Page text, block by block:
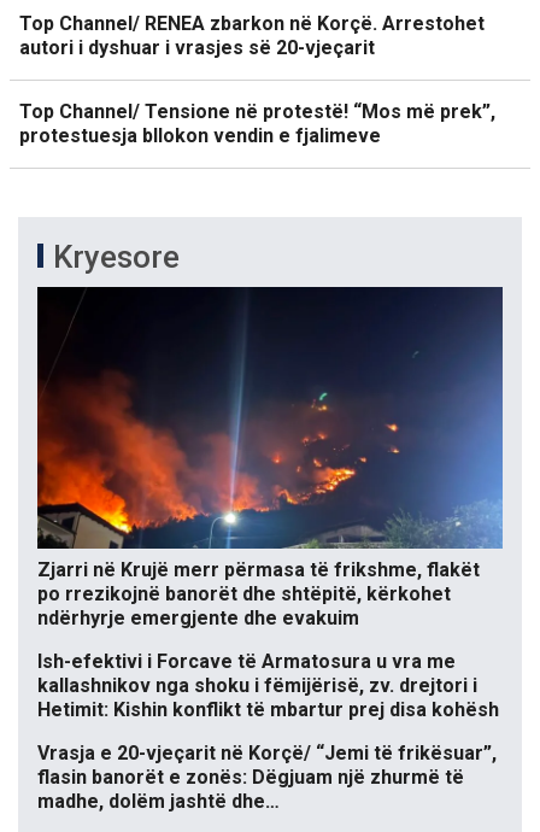
Top Channel/ RENEA zbarkon në Korçë. Arrestohet
autori i dyshuar i vrasjes së 20-vjeçarit
Top Channel/ Tensione në protestë! “Mos më prek”,
protestuesja bllokon vendin e fjalimeve
Kryesore
Zjarri në Krujë merr përmasa të frikshme, flakët
po rrezikojnë banorët dhe shtëpitë, kërkohet
ndërhyrje emergjente dhe evakuim
Ish-efektivi i Forcave të Armatosura u vra me
kallashnikov nga shoku i fëmijërisë, zv. drejtori i
Hetimit: Kishin konflikt të mbartur prej disa kohësh
Vrasja e 20-vjeçarit në Korçë/ “Jemi të frikësuar”,
flasin banorët e zonës: Dëgjuam një zhurmë të
madhe, dolëm jashtë dhe…